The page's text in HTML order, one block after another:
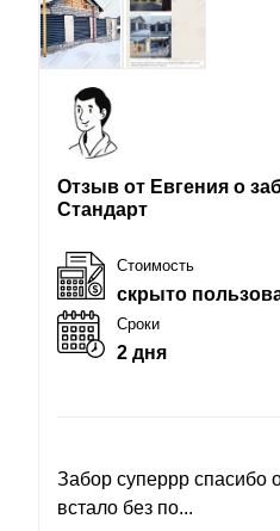
Отзыв от Евгения о
Стандарт
Стоимость
скрыто
Сроки
2 дня
Забор суперрр спасибо
встало без по...